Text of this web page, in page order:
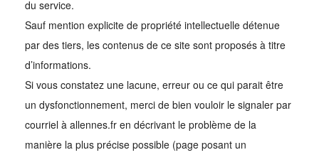
du service.
Sauf mention explicite de propriété intellectuelle détenue
par des tiers, les contenus de ce site sont proposés à titre
d’informations.
Si vous constatez une lacune, erreur ou ce qui parait être
un dysfonctionnement, merci de bien vouloir le signaler par
courriel à allennes.fr en décrivant le problème de la
manière la plus précise possible (page posant un